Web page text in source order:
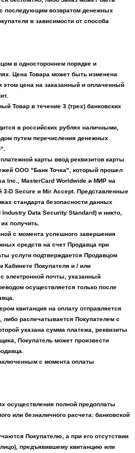
последующим возвратом денежных
в зависимости от способа
в одностороннем порядке и
Цена Товара может быть изменена
этом цена на заказанный и оплаченный
Товар в течение 3 (трех) банковских
в российских рублях наличными,
путем перечисления денежных
карты ввод реквизитов карты
ООО "Банк Точка" , который прошел
Inc ., MasterCard Worldwide и МИР на
3-D Secure и Mir Accept. Представленные
стандарта безопасности данных
Data Security Standard) и никто,
получить.
с момента успешного завершения
средств на счет Продавца при
услуги подтверждается Продавцом
Кабинете Покупателя и / или
электронной почты, указанный
осуществляется только после
квитанция на оплату отправляется
распечатывается Покупателем с
указана сумма платежа, реквизиты
Покупатель может произвести
с момента оплаты
осуществления полной предоплаты
или безналичного расчета: банковской
Покупателю, а при его отсутствии
предъявившему квитанцию или